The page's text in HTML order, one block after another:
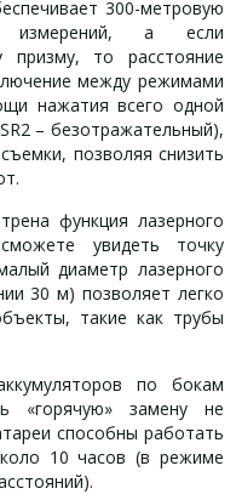
300-метровую
измерений, а если
призму, то расстояние
между режимами
нажатия всего одной
– безотражательный),
позволяя снизить
функция лазерного
увидеть точку
диаметр лазерного
30 м) позволяет легко
такие как трубы
по бокам
«горячую» замену не
способны работать
10 часов (в режиме